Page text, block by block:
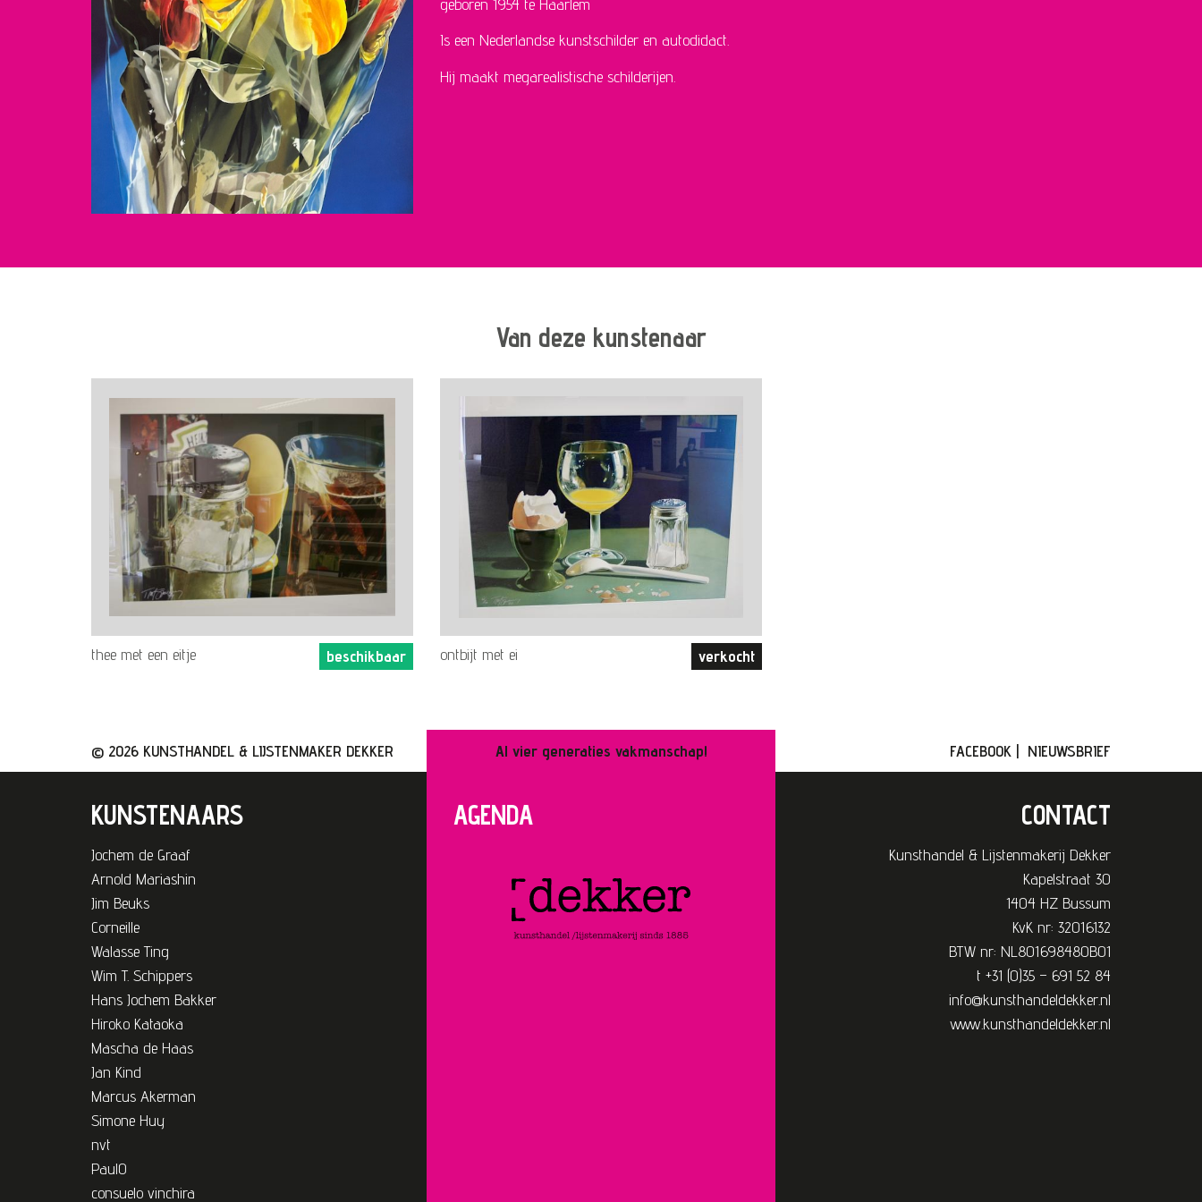
geboren 1954 te Haarlem
Is een Nederlandse kunstschilder en autodidact.
Hij maakt megarealistische schilderijen.
Van deze kunstenaar
thee met een eitje beschikbaar ontbijt met ei verkocht
© 2026 KUNSTHANDEL & LIJSTENMAKER DEKKER Al vier generaties vakmanschap! FACEBOOK NIEUWSBRIEF
KUNSTENAARS
Jochem de Graaf
Arnold Mariashin
Jim Beuks
Corneille
Walasse Ting
Wim T. Schippers
Hans Jochem Bakker
Hiroko Kataoka
Mascha de Haas
Jan Kind
Marcus Akerman
Simone Huy
nvt
PaulO
consuelo vinchira
AGENDA CONTACT
Kunsthandel & Lijstenmakerij Dekker
Kapelstraat 30
1404 HZ Bussum
KvK nr: 32016132
BTW nr: NL801698480B01
t +31 (0)35 – 691 52 84
info@kunsthandeldekker.nl
www.kunsthandeldekker.nl